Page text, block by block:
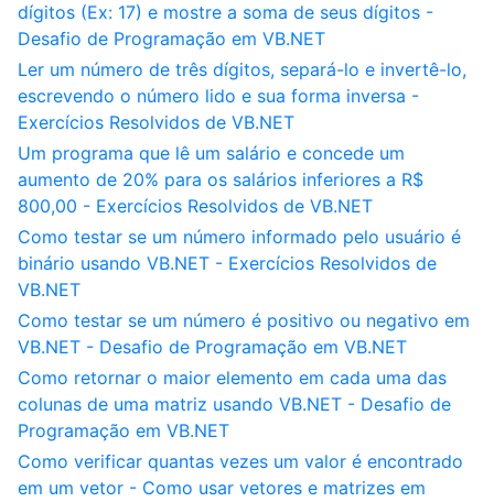
dígitos (Ex: 17) e mostre a soma de seus dígitos -
Desafio de Programação em VB.NET
Ler um número de três dígitos, separá-lo e invertê-lo,
escrevendo o número lido e sua forma inversa -
Exercícios Resolvidos de VB.NET
Um programa que lê um salário e concede um
aumento de 20% para os salários inferiores a R$
800,00 - Exercícios Resolvidos de VB.NET
Como testar se um número informado pelo usuário é
binário usando VB.NET - Exercícios Resolvidos de
VB.NET
Como testar se um número é positivo ou negativo em
VB.NET - Desafio de Programação em VB.NET
Como retornar o maior elemento em cada uma das
colunas de uma matriz usando VB.NET - Desafio de
Programação em VB.NET
Como verificar quantas vezes um valor é encontrado
em um vetor - Como usar vetores e matrizes em